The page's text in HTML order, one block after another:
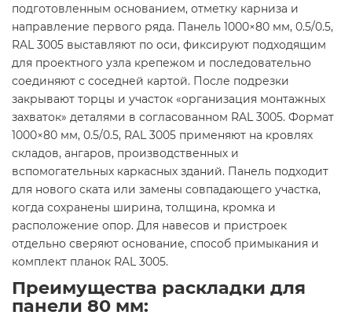
подготовленным основанием, отметку карниза и
направление первого ряда. Панель 1000×80 мм, 0.5/0.5,
RAL 3005 выставляют по оси, фиксируют подходящим
для проектного узла крепежом и последовательно
соединяют с соседней картой. После подрезки
закрывают торцы и участок «организация монтажных
захваток» деталями в согласованном RAL 3005. Формат
1000×80 мм, 0.5/0.5, RAL 3005 применяют на кровлях
складов, ангаров, производственных и
вспомогательных каркасных зданий. Панель подходит
для нового ската или замены совпадающего участка,
когда сохранены ширина, толщина, кромка и
расположение опор. Для навесов и пристроек
отдельно сверяют основание, способ примыкания и
комплект планок RAL 3005.
Преимущества раскладки для
панели 80 мм: